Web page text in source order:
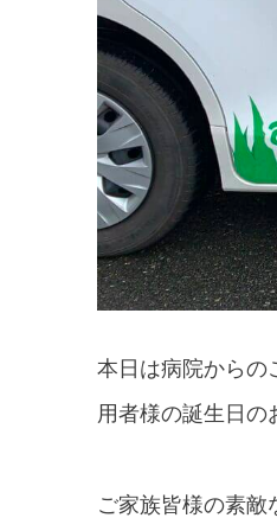
本日は病院からの
用者様の誕生日の
ご家族皆様の素